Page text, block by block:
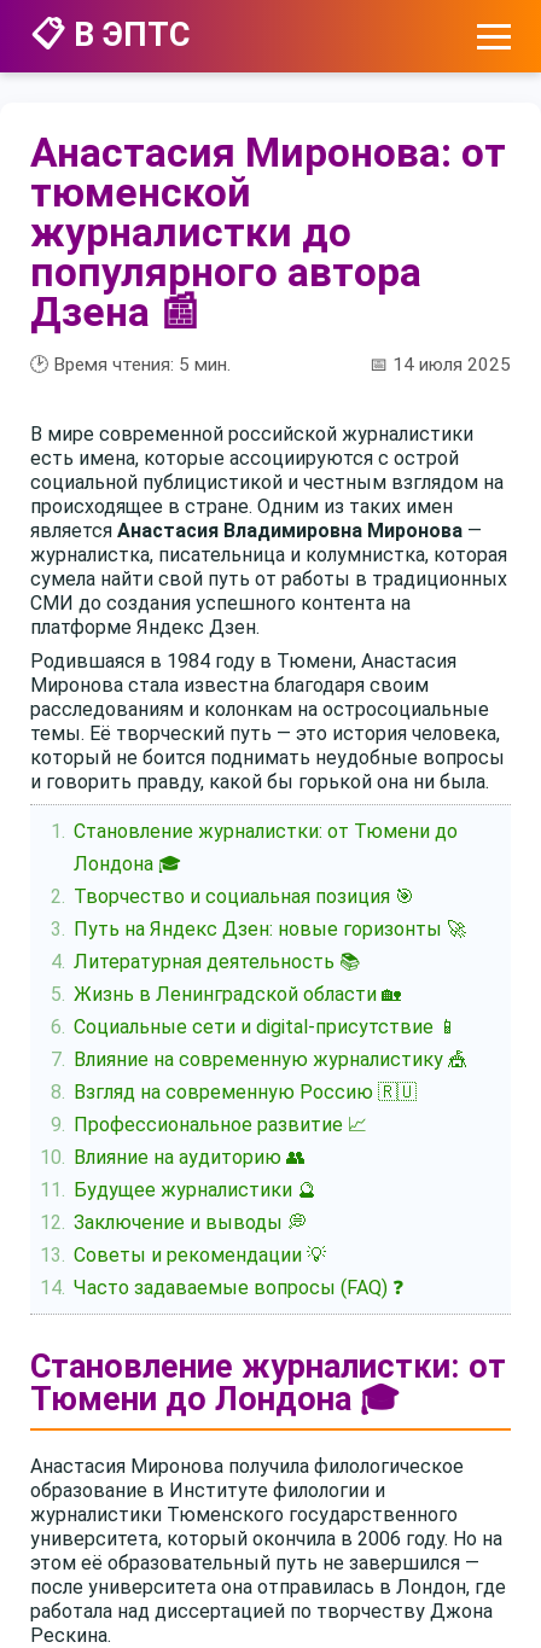
📋 В ЭПТС
Анастасия Миронова: от
тюменской
журналистки до
популярного автора
Дзена 📰
🕑 Время чтения: 5 мин. 📅 14 июля 2025
В мире современной российской журналистики
есть имена, которые ассоциируются с острой
социальной публицистикой и честным взглядом на
происходящее в стране. Одним из таких имен
является Анастасия Владимировна Миронова —
журналистка, писательница и колумнистка, которая
сумела найти свой путь от работы в традиционных
СМИ до создания успешного контента на
платформе Яндекс Дзен.
Родившаяся в 1984 году в Тюмени, Анастасия
Миронова стала известна благодаря своим
расследованиям и колонкам на остросоциальные
темы. Её творческий путь — это история человека,
который не боится поднимать неудобные вопросы
и говорить правду, какой бы горькой она ни была.
Становление журналистки: от Тюмени до
Лондона 🎓
Творчество и социальная позиция 🎯
Путь на Яндекс Дзен: новые горизонты 🚀
Литературная деятельность 📚
Жизнь в Ленинградской области 🏡
Социальные сети и digital-присутствие 📱
Влияние на современную журналистику 🎪
Взгляд на современную Россию 🇷🇺
Профессиональное развитие 📈
Влияние на аудиторию 👥
Будущее журналистики 🔮
Заключение и выводы 💭
Советы и рекомендации 💡
Часто задаваемые вопросы (FAQ) ❓
Становление журналистки: от
Тюмени до Лондона 🎓
Анастасия Миронова получила филологическое
образование в Институте филологии и
журналистики Тюменского государственного
университета, который окончила в 2006 году. Но на
этом её образовательный путь не завершился —
после университета она отправилась в Лондон, где
работала над диссертацией по творчеству Джона
Рескина.